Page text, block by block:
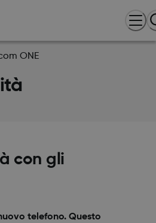
ONE
con gli
telefono. Questo